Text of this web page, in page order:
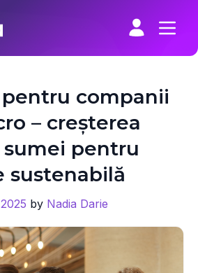
companii
– creșterea
pentru
sustenabilă
by Nadia Darie